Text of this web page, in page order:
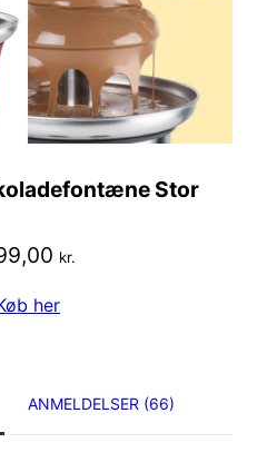
Stor
kr.
her
ANMELDELSER (66)